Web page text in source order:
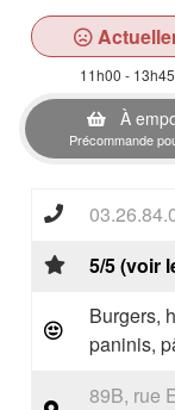
11h00 -
À
Précommande
5/5 (voir
Burgers,
paninis,
89B, rue